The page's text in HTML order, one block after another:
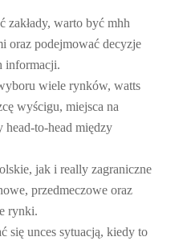
zakłady, warto być mhh
oraz podejmować decyzje
informacji.
wiele rynków, watts
wyścigu, miejsca na
head-to-head między
jak i really zagraniczne
przedmeczowe oraz
rynki.
się unces sytuacją, kiedy to